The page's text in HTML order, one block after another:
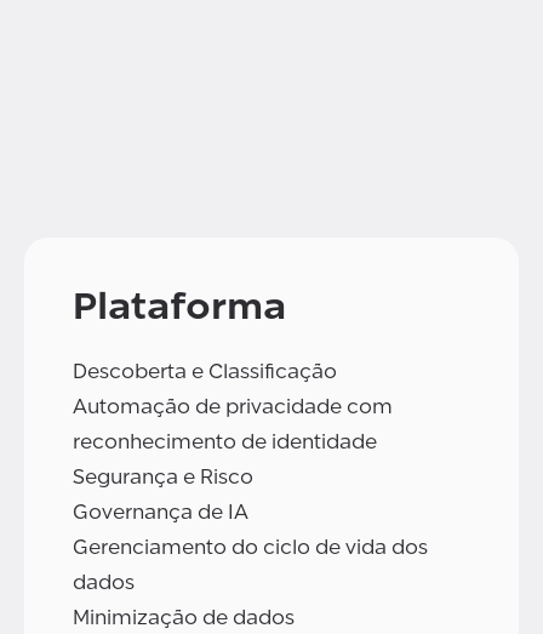
Plataforma
Descoberta e Classificação
Automação de privacidade com
reconhecimento de identidade
Segurança e Risco
Governança de IA
Gerenciamento do ciclo de vida dos
dados
Minimização de dados